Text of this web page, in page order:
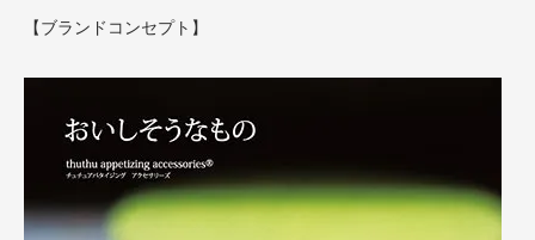
【ブランドコンセプト】